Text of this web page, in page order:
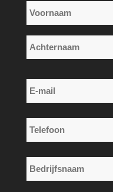
Naam
*
E-
mail
*
Telefoon
*
Bedrijfsnaam
*